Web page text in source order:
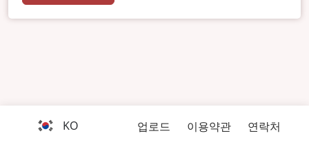
KO 업로드 이용약관 연락처